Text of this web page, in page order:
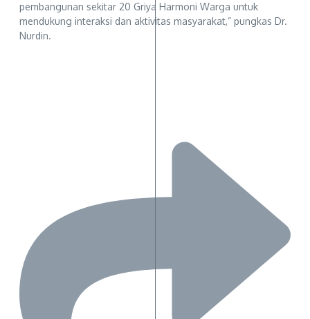
pembangunan sekitar 20 Griya Harmoni Warga untuk
mendukung interaksi dan aktivitas masyarakat,” pungkas Dr.
Nurdin.